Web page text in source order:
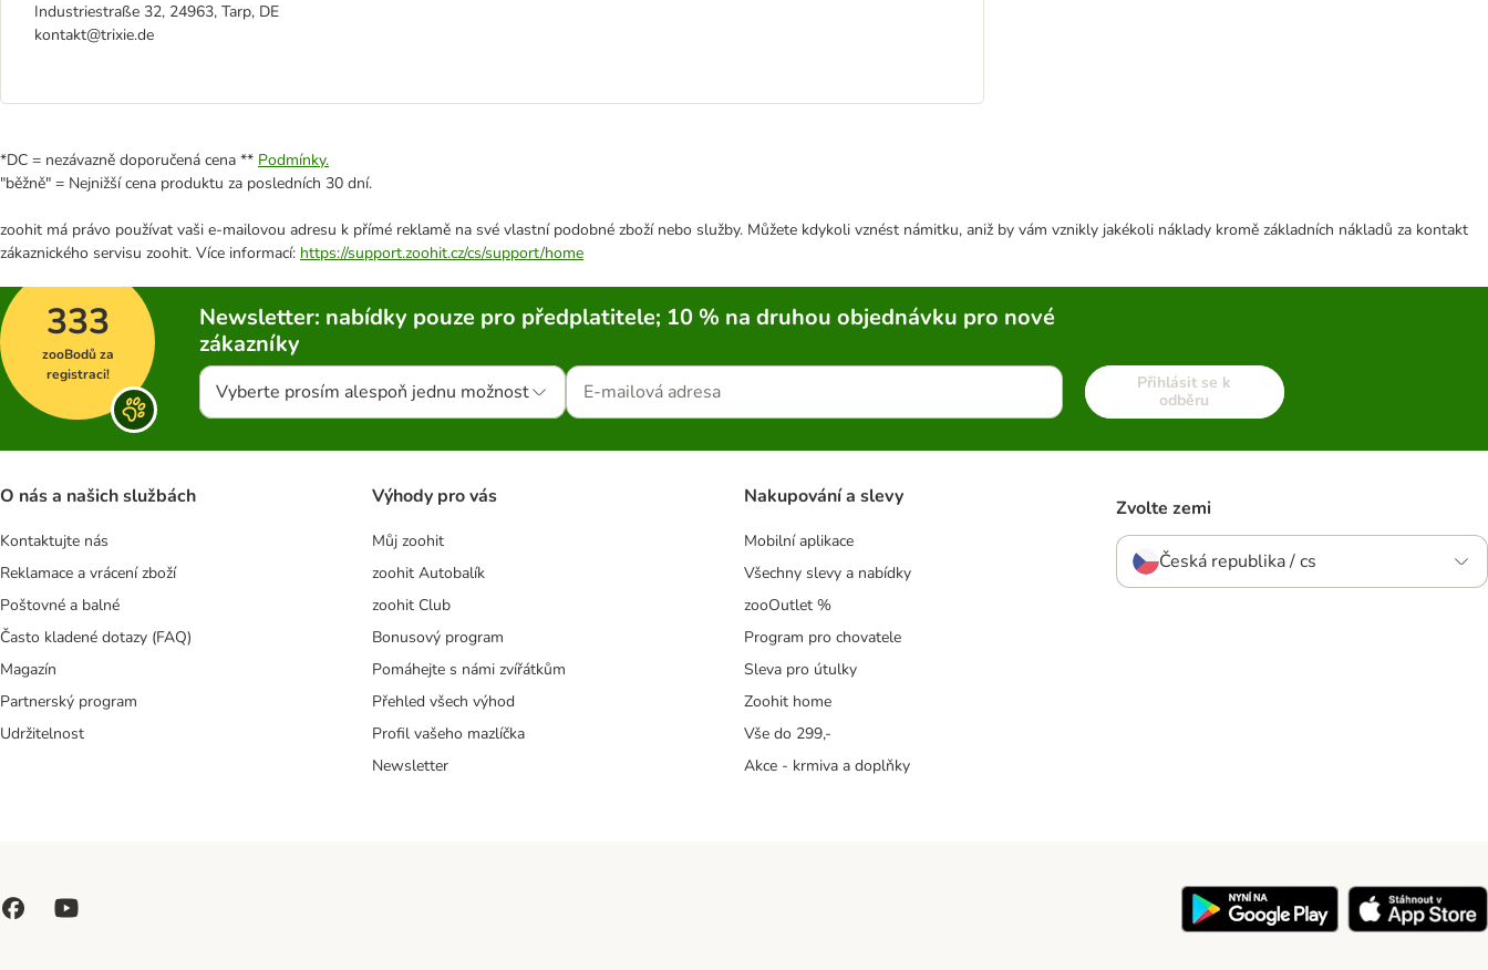
Industriestraße 32, 24963, Tarp, DE
kontakt@trixie.de
*DC = nezávazně doporučená cena ** Podmínky.
"běžně" = Nejnižší cena produktu za posledních 30 dní.
zoohit má právo používat vaši e-mailovou adresu k přímé reklamě na své vlastní podobné zboží nebo služby. Můžete kdykoli vznést námitku, aniž by vám vznikly jakékoli náklady kromě základních nákladů za kontakt
zákaznického servisu zoohit. Více informací: https://support.zoohit.cz/cs/support/home
333
zooBodů za
registraci!
Newsletter: nabídky pouze pro předplatitele; 10 % na druhou objednávku pro nové
zákazníky
Vyberte prosím alespoň jednu možnost
Přihlásit se k
odběru
O nás a našich službách
Kontaktujte nás
Reklamace a vrácení zboží
Poštovné a balné
Často kladené dotazy (FAQ)
Magazín
Partnerský program
Udržitelnost
Výhody pro vás
Můj zoohit
zoohit Autobalík
zoohit Club
Bonusový program
Pomáhejte s námi zvířátkům
Přehled všech výhod
Profil vašeho mazlíčka
Newsletter
Nakupování a slevy
Mobilní aplikace
Všechny slevy a nabídky
zooOutlet %
Program pro chovatele
Sleva pro útulky
Zoohit home
Vše do 299,-
Akce - krmiva a doplňky
Zvolte zemi
Česká republika / cs